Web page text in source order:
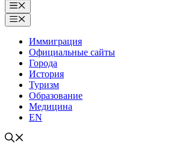
Меню
Меню
Иммиграция
Официальные сайты
Города
История
Туризм
Образование
Медицина
EN